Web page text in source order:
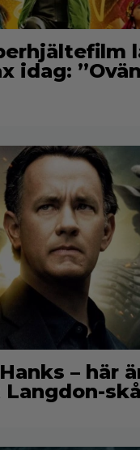
idag:
– här
Langdon-